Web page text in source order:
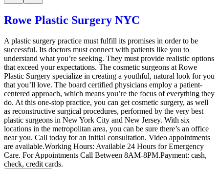
Rowe Plastic Surgery NYC
A plastic surgery practice must fulfill its promises in order to be
successful. Its doctors must connect with patients like you to
understand what you’re seeking. They must provide realistic options
that exceed your expectations. The cosmetic surgeons at Rowe
Plastic Surgery specialize in creating a youthful, natural look for you
that you’ll love. The board certified physicians employ a patient-
centered approach, which means you’re the focus of everything they
do. At this one-stop practice, you can get cosmetic surgery, as well
as reconstructive surgical procedures, performed by the very best
plastic surgeons in New York City and New Jersey. With six
locations in the metropolitan area, you can be sure there’s an office
near you. Call today for an initial consultation. Video appointments
are available.Working Hours: Available 24 Hours for Emergency
Care. For Appointments Call Between 8AM-8PM.Payment: cash,
check, credit cards.